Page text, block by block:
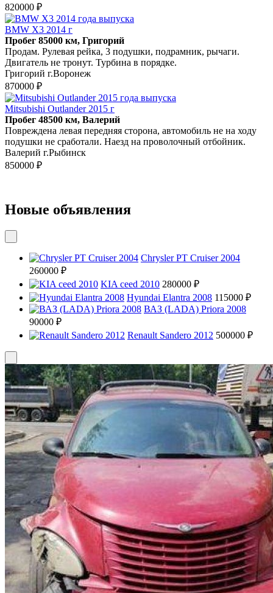
820000 ₽
BMW X3 2014 г
Пробег 85000 км, Григорий
Продам. Рулевая рейка, 3 подушки, подрамник, рычаги.
Двигатель не тронут. Турбина в порядке.
Григорий г.Воронеж
870000 ₽
Mitsubishi Outlander 2015 г
Пробег 48500 км, Валерий
Повреждена левая передняя сторона, автомобиль не на ходу
подушки не сработали. Наезд на проволочный отбойник.
Валерий г.Рыбинск
850000 ₽
Новые объявления
Chrysler PT Cruiser 2004
260000 ₽
KIA ceed 2010 280000 ₽
Hyundai Elantra 2008 115000 ₽
ВАЗ (LADA) Priora 2008
90000 ₽
Renault Sandero 2012 500000 ₽